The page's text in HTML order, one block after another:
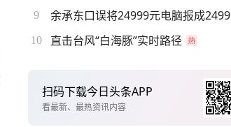
9 余承东口误将24999元电脑报成2499
10 直击台风“白海豚”实时路径
扫码下载今日头条APP
看最新、最热资讯内容